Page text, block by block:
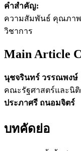
คำสำคัญ:
ความสัมพันธ์ คุณภาพ
วิชาการ
Main Article
นุชจรินทร์ วรรณพงษ์
คณะรัฐศาสตร์และนิ
ประภาศรี ถนอมจิตร์
บทคัดย่อ